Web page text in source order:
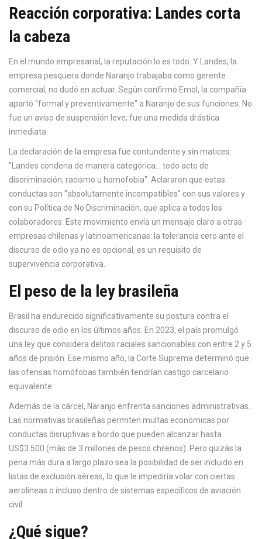
Reacción corporativa: Landes corta
la cabeza
En el mundo empresarial, la reputación lo es todo. Y Landes, la
empresa pesquera donde Naranjo trabajaba como gerente
comercial, no dudó en actuar. Según confirmó Emol, la compañía
apartó "formal y preventivamente" a Naranjo de sus funciones. No
fue un aviso de suspensión leve; fue una medida drástica
inmediata.
La declaración de la empresa fue contundente y sin matices:
"Landes condena de manera categórica... todo acto de
discriminación, racismo u homofobia". Aclararon que estas
conductas son "absolutamente incompatibles" con sus valores y
con su Política de No Discriminación, que aplica a todos los
colaboradores. Este movimiento envía un mensaje claro a otras
empresas chilenas y latinoamericanas: la tolerancia cero ante el
discurso de odio ya no es opcional, es un requisito de
supervivencia corporativa.
El peso de la ley brasileña
Brasil ha endurecido significativamente su postura contra el
discurso de odio en los últimos años. En 2023, el país promulgó
una ley que considera delitos raciales sancionables con entre 2 y 5
años de prisión. Ese mismo año, la Corte Suprema determinó que
las ofensas homófobas también tendrían castigo carcelario
equivalente.
Además de la cárcel, Naranjo enfrenta sanciones administrativas.
Las normativas brasileñas permiten multas económicas por
conductas disruptivas a bordo que pueden alcanzar hasta
US$3.500 (más de 3 millones de pesos chilenos). Pero quizás la
pena más dura a largo plazo sea la posibilidad de ser incluido en
listas de exclusión aéreas, lo que le impediría volar con ciertas
aerolíneas o incluso dentro de sistemas específicos de aviación
civil.
¿Qué sigue?